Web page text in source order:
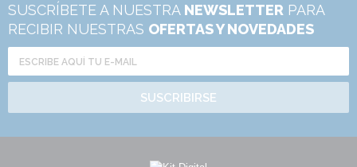
SUSCRÍBETE A NUESTRA NEWSLETTER PARA
RECIBIR NUESTRAS OFERTAS Y NOVEDADES
SUSCRIBIRSE